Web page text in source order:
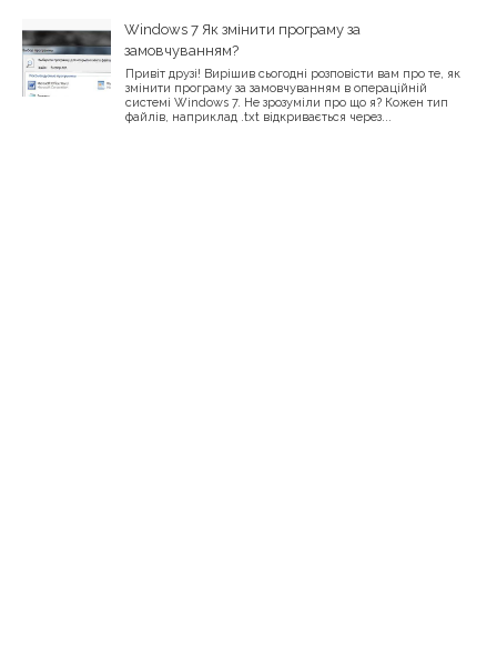
Windows 7 Як змінити програму за
замовчуванням?
Привіт друзі! Вирішив сьогодні розповісти вам про те, як
змінити програму за замовчуванням в операційній
системі Windows 7. Не зрозуміли про що я? Кожен тип
файлів, наприклад .txt відкривається через...